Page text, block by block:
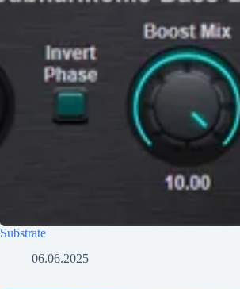
Substrate
06.06.2025